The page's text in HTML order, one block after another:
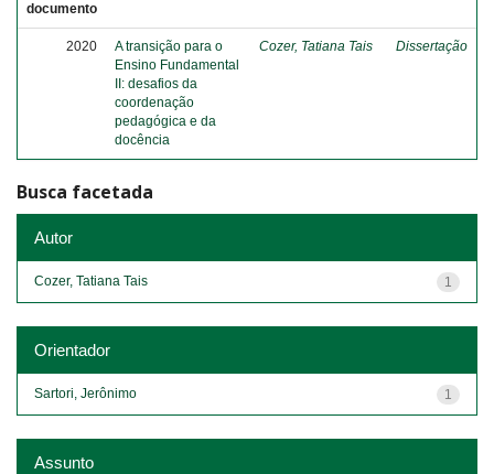
documento
2020
A transição para o
Ensino Fundamental
II: desafios da
coordenação
pedagógica e da
docência
Cozer, Tatiana Tais Dissertação
Busca facetada
Autor
1
Cozer, Tatiana Tais
Orientador
1
Sartori, Jerônimo
Assunto